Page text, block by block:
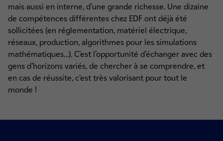
mais aussi en interne, d’une grande richesse. Une dizaine
de compétences différentes chez EDF ont déjà été
sollicitées (en réglementation, matériel électrique,
réseaux, production, algorithmes pour les simulations
mathématiques…). C’est l’opportunité d’échanger avec des
gens d’horizons variés, de chercher à se comprendre, et
en cas de réussite, c’est très valorisant pour tout le
monde !